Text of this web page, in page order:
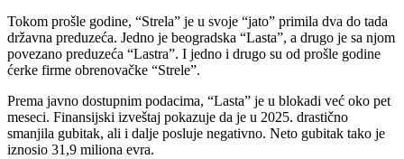
Tokom prošle godine, “Strela” je u svoje “jato” primila dva do tada
državna preduzeća. Jedno je beogradska “Lasta”, a drugo je sa njom
povezano preduzeća “Lastra”. I jedno i drugo su od prošle godine
ćerke firme obrenovačke “Strele”.
Prema javno dostupnim podacima, “Lasta” je u blokadi već oko pet
meseci. Finansijski izveštaj pokazuje da je u 2025. drastično
smanjila gubitak, ali i dalje posluje negativno. Neto gubitak tako je
iznosio 31,9 miliona evra.